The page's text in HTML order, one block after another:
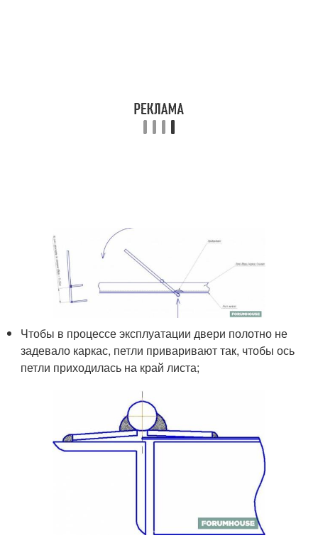
Чтобы в процессе эксплуатации двери полотно не
задевало каркас, петли приваривают так, чтобы ось
петли приходилась на край листа;